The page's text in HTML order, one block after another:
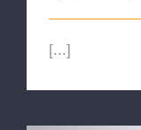
[...]